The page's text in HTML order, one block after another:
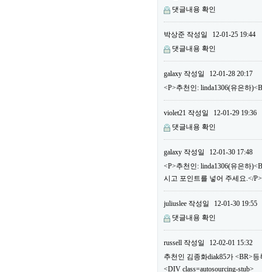
댓글내용 확인
박상준 작성일
12-01-25 19:44
댓글내용 확인
galaxy 작성일
12-01-28 20:17
<P>추천인: linda1306(유은하
violet21 작성일
12-01-29 19:36
댓글내용 확인
galaxy 작성일
12-01-30 17:48
<P>추천인: linda1306(유은하
시고 포인트를 넣어 주세요.</P>
juliuslee 작성일
12-01-30 19:55
댓글내용 확인
russell 작성일
12-02-01 15:32
추천인 김종화diak85가 <BR>
<DIV class=autosourcing-stub>